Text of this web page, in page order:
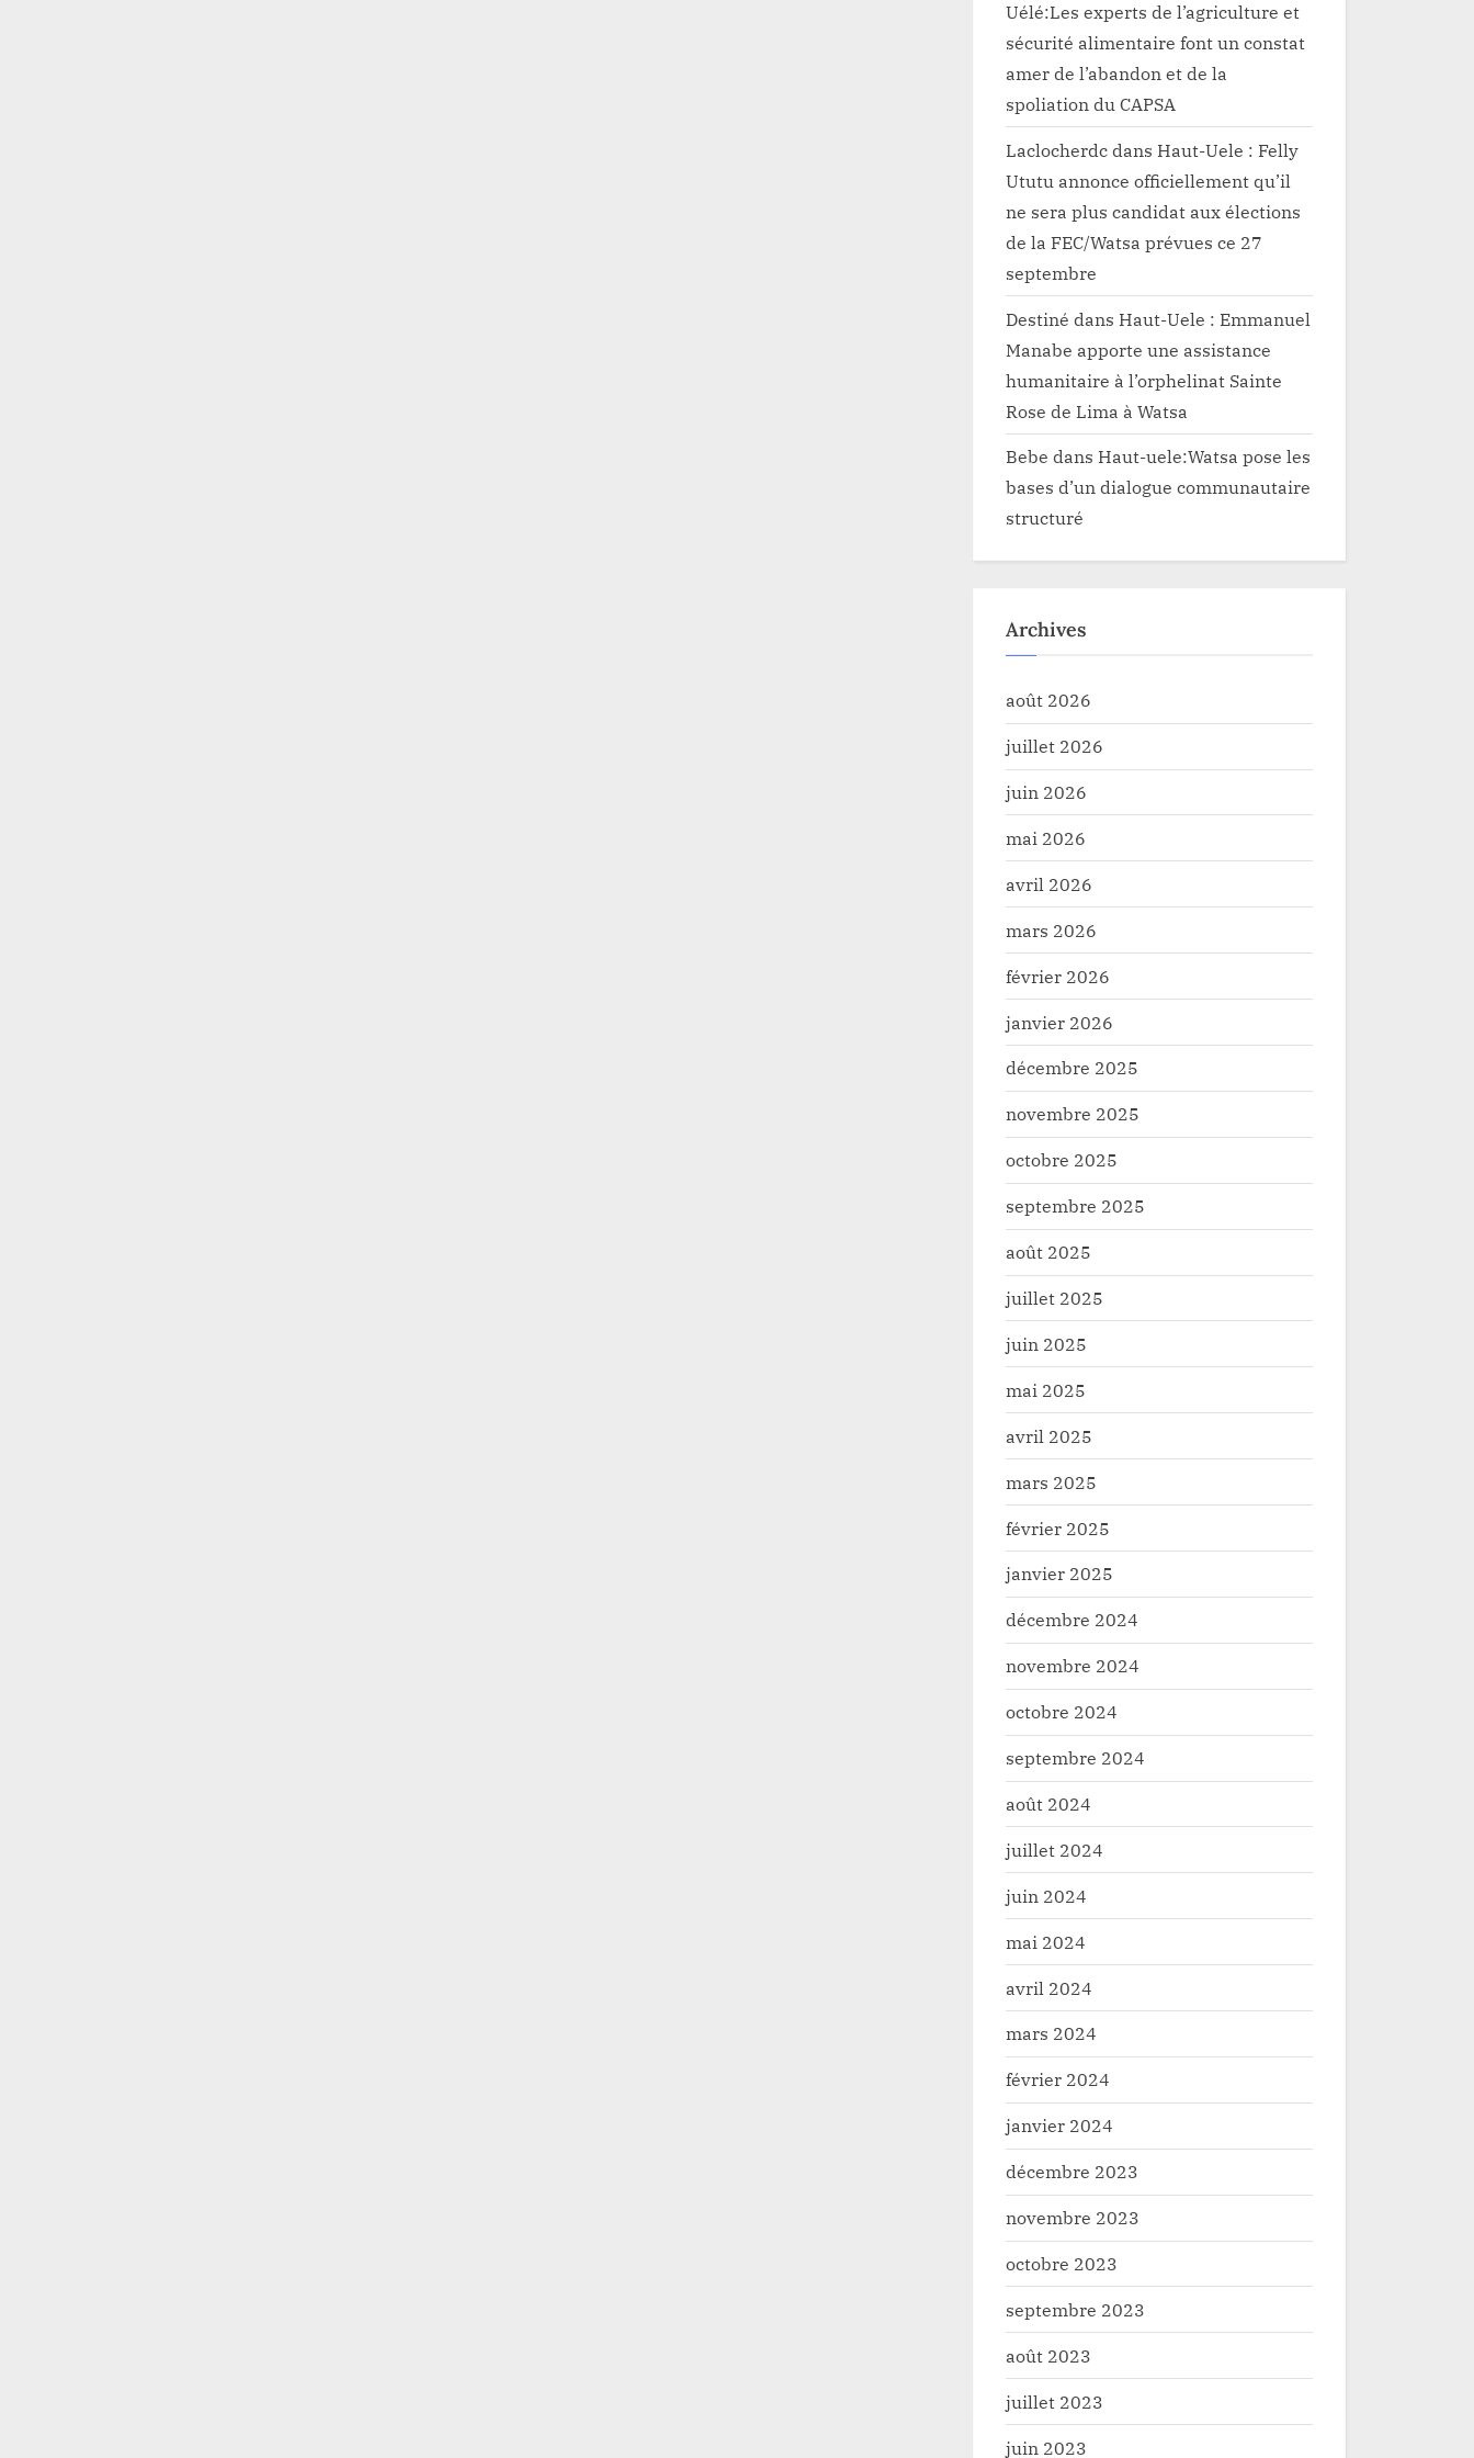
Uélé:Les experts de l’agriculture et
sécurité alimentaire font un constat
amer de l’abandon et de la
spoliation du CAPSA
Laclocherdcdans Haut-Uele : Felly
Ututu annonce officiellement qu’il
ne sera plus candidat aux élections
de la FEC/Watsa prévues ce 27
septembre
Destiné dans Haut-Uele : Emmanuel
Manabe apporte une assistance
humanitaire à l’orphelinat Sainte
Rose de Lima à Watsa
Bebe dans Haut-uele:Watsa pose les
bases d’un dialogue communautaire
structuré
Archives
août 2026
juillet 2026
juin 2026
mai 2026
avril 2026
mars 2026
février 2026
janvier 2026
décembre 2025
novembre 2025
octobre 2025
septembre 2025
août 2025
juillet 2025
juin 2025
mai 2025
avril 2025
mars 2025
février 2025
janvier 2025
décembre 2024
novembre 2024
octobre 2024
septembre 2024
août 2024
juillet 2024
juin 2024
mai 2024
avril 2024
mars 2024
février 2024
janvier 2024
décembre 2023
novembre 2023
octobre 2023
septembre 2023
août 2023
juillet 2023
juin 2023